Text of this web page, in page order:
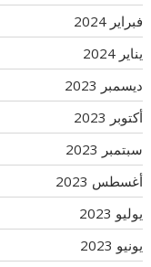
فبراير 2024
يناير 2024
ديسمبر 2023
أكتوبر 2023
سبتمبر 2023
أغسطس 2023
يوليو 2023
يونيو 2023